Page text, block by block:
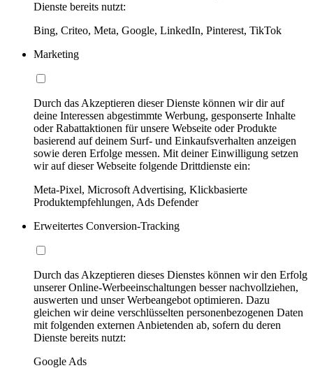
Dienste bereits nutzt:
Bing, Criteo, Meta, Google, LinkedIn, Pinterest, TikTok
Marketing
Durch das Akzeptieren dieser Dienste können wir dir auf
deine Interessen abgestimmte Werbung, gesponserte Inhalte
oder Rabattaktionen für unsere Webseite oder Produkte
basierend auf deinem Surf- und Einkaufsverhalten anzeigen
sowie deren Erfolge messen. Mit deiner Einwilligung setzen
wir auf dieser Webseite folgende Drittdienste ein:
Meta-Pixel, Microsoft Advertising, Klickbasierte
Produktempfehlungen, Ads Defender
Erweitertes Conversion-Tracking
Durch das Akzeptieren dieses Dienstes können wir den Erfolg
unserer Online-Werbeeinschaltungen besser nachvollziehen,
auswerten und unser Werbeangebot optimieren. Dazu
gleichen wir deine verschlüsselten personenbezogenen Daten
mit folgenden externen Anbietenden ab, sofern du deren
Dienste bereits nutzt:
Google Ads